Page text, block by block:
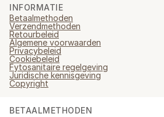
INFORMATIE
Betaalmethoden
Verzendmethoden
Retourbeleid
Algemene voorwaarden
Privacybeleid
Cookiebeleid
Fytosanitaire regelgeving
Juridische kennisgeving
Copyright
BETAALMETHODEN